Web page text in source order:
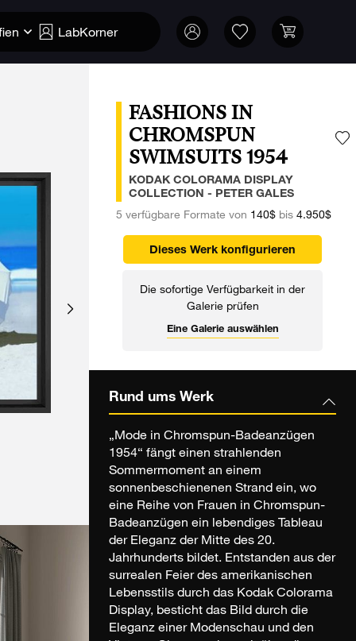
LabKorner
FASHIONS IN
CHROMSPUN
SWIMSUITS 1954
KODAK COLORAMA DISPLAY
COLLECTION - PETER GALES
5 verfügbare Formate von 140$bis 4.950$
Dieses Werk konfigurieren
Die sofortige Verfügbarkeit in der
Galerie prüfen
Eine Galerie auswählen
Rund ums Werk
„Mode in Chromspun-Badeanzügen
1954“ fängt einen strahlenden
Sommermoment an einem
sonnenbeschienenen Strand ein, wo
eine Reihe von Frauen in Chromspun-
Badeanzügen ein lebendiges Tableau
der Eleganz der Mitte des 20.
Jahrhunderts bildet. Entstanden aus der
surrealen Feier des amerikanischen
Lebensstils durch das Kodak Colorama
Display, besticht das Bild durch die
Eleganz einer Modenschau und den